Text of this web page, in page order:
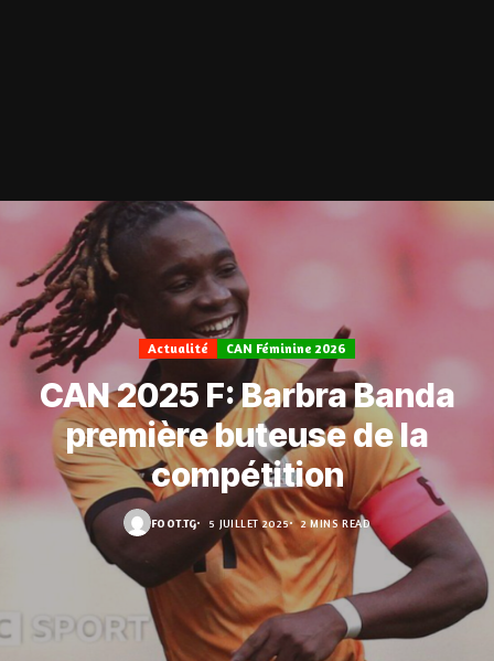
Actualité CAN Féminine 2026
CAN 2025 F: Barbra Banda
première buteuse de la
compétition
FOOT.TG 5 JUILLET 2025 2 MINS READ